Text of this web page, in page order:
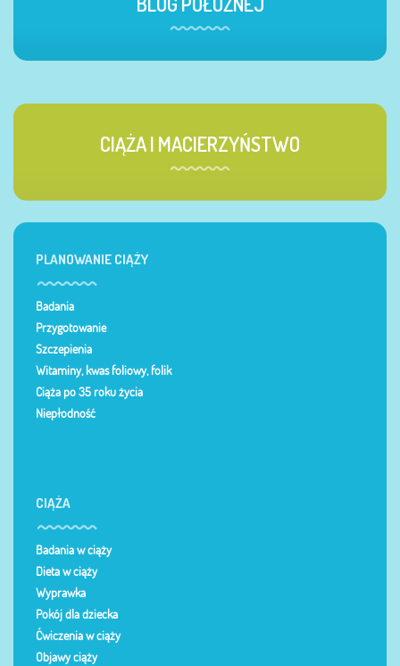
CIĄŻA I MACIERZYŃSTWO
PLANOWANIE CIĄŻY
Badania
Przygotowanie
Szczepienia
Witaminy, kwas foliowy, folik
Ciąża po 35 roku życia
Niepłodność
CIĄŻA
Badania w ciąży
Dieta w ciąży
Wyprawka
Pokój dla dziecka
Ćwiczenia w ciąży
Objawy ciąży